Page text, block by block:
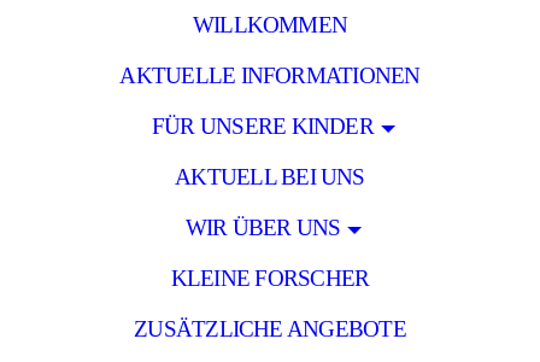
WILLKOMMEN
AKTUELLE INFORMATIONEN
FÜR UNSERE KINDER
AKTUELL BEI UNS
WIR ÜBER UNS
KLEINE FORSCHER
ZUSÄTZLICHE ANGEBOTE